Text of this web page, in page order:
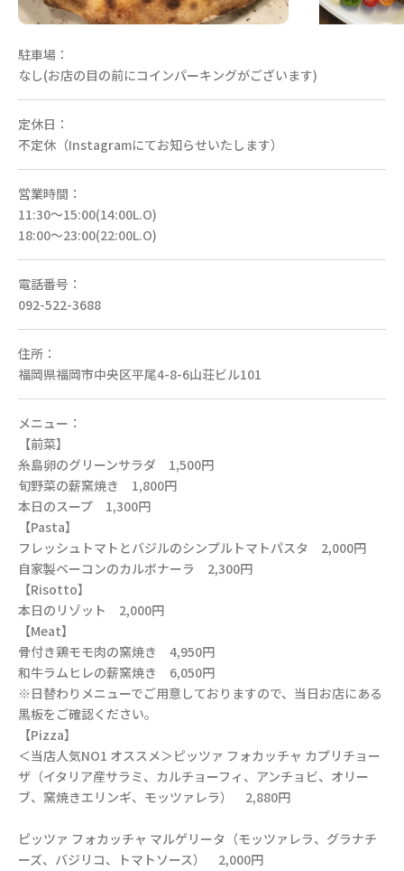
駐車場：
なし(お店の目の前にコインパーキングがございます)
定休日：
不定休（Instagramにてお知らせいたします）
営業時間：
11:30〜15:00(14:00L.O)
18:00〜23:00(22:00L.O)
電話番号：
092-522-3688
住所：
福岡県福岡市中央区平尾4-8-6山荘ビル101
メニュー：
【前菜】
糸島卵のグリーンサラダ 1,500円
旬野菜の薪窯焼き 1,800円
本日のスープ 1,300円
【Pasta】
フレッシュトマトとバジルのシンプルトマトパスタ 2,000円
自家製ベーコンのカルボナーラ 2,300円
【Risotto】
本日のリゾット 2,000円
【Meat】
骨付き鶏モモ肉の窯焼き 4,950円
和牛ラムヒレの薪窯焼き 6,050円
※日替わりメニューでご用意しておりますので、当日お店にある
黒板をご確認ください。
【Pizza】
＜当店人気NO1 オススメ＞ピッツァ フォカッチャ カプリチョー
ザ（イタリア産サラミ、カルチョーフィ、アンチョビ、オリー
ブ、窯焼きエリンギ、モッツァレラ） 2,880円
ピッツァ フォカッチャ マルゲリータ（モッツァレラ、グラナチ
ーズ、バジリコ、トマトソース） 2,000円